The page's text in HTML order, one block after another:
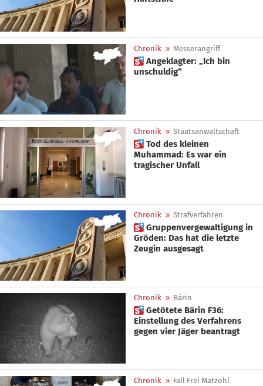
Chronik » Messerangriff
 Angeklagter: „Ich bin
unschuldig“
Chronik » Staatsanwaltschaft
 Tod des kleinen
Muhammad: Es war ein
tragischer Unfall
Chronik » Strafverfahren
 Gruppenvergewaltigung in
Gröden: Das hat die letzte
Zeugin ausgesagt
Chronik » Bärin
 Getötete Bärin F36:
Einstellung des Verfahrens
gegen vier Jäger beantragt
Chronik » Fall Frei Matzohl